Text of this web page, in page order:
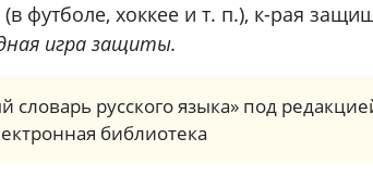
футболе, хоккее и т. п.), к-рая
игра защиты.
словарь русского языка» под
библиотека